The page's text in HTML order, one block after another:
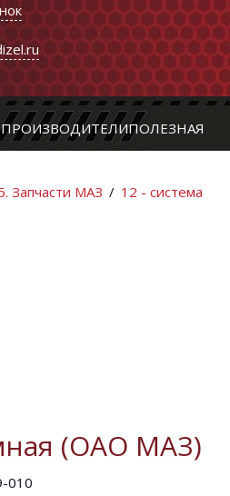
ПРОИЗВОДИТЕЛИПОЛЕЗНАЯ
Запчасти МАЗ / 12 - система
(ОАО МАЗ)
010